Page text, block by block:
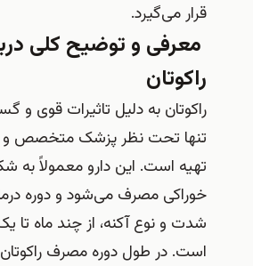
قرار می‌گیرد.
معرفی و توضیح کلی
راکوتان
راکوتان به دلیل تاثیرات قوی و
تنها تحت نظر پزشک متخصص و
تهیه است. این دارو معمولاً به
خوراکی مصرف می‌شود و دوره
شدت و نوع آکنه، از چند ماه تا
است. در طول دوره مصرف راکوتان،